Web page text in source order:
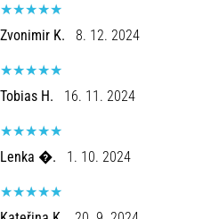
Na
prática,
shuttle
run
a
velocidade,
agilidade
e
Zvonimir K. 8. 12. 2024
Tobias H. 16. 11. 2024
Lenka �. 1. 10. 2024